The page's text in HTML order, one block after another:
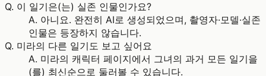
Q. 이 일기은(는) 실존 인물인가요?
A. 아니요. 완전히 AI로 생성되었으며, 촬영자·모델·실존
인물은 등장하지 않습니다.
Q. 미라의 다른 일기도 보고 싶어요
A. 미라의 캐릭터 페이지에서 그녀의 과거 모든 일기을
(를) 최신순으로 둘러볼 수 있습니다.